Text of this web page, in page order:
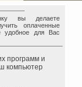
вы делаете
оплаченные
удобное для Вас
программ и
компьютер